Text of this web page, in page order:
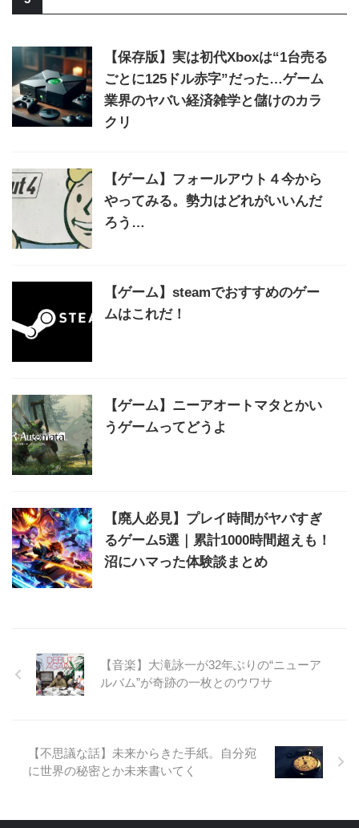
【保存版】実は初代Xboxは“1台売る
ごとに125ドル赤字”だった…ゲーム
業界のヤバい経済雑学と儲けのカラ
クリ
【ゲーム】フォールアウト４今から
やってみる。勢力はどれがいいんだ
ろう…
【ゲーム】steamでおすすめのゲー
ムはこれだ！
【ゲーム】ニーアオートマタとかい
うゲームってどうよ
【廃人必見】プレイ時間がヤバすぎ
るゲーム5選｜累計1000時間超えも！
沼にハマった体験談まとめ
【音楽】大滝詠一が32年ぶりの“ニューア
ルバム”が奇跡の一枚とのウワサ
【不思議な話】未来からきた手紙。自分宛
に世界の秘密とか未来書いてく